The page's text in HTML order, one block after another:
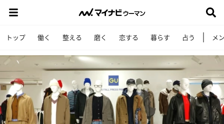
トップ 働く 整える 磨く 恋する 暮らす 占う メ